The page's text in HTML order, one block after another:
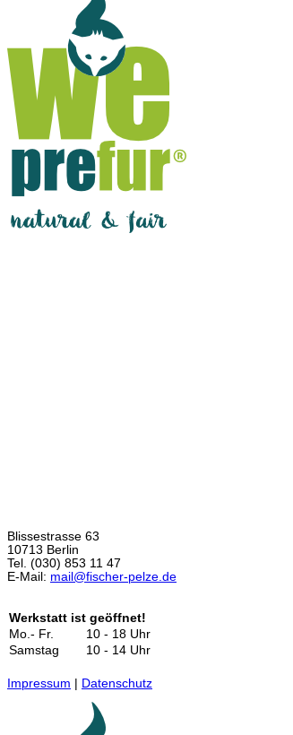
Blissestrasse 63
10713 Berlin
Tel. (030) 853 11 47
E-Mail: mail@fischer-pelze.de
Werkstatt ist geöffnet!
Mo.- Fr.
10 - 18 Uhr
Samstag
10 - 14 Uhr
Impressum Datenschutz